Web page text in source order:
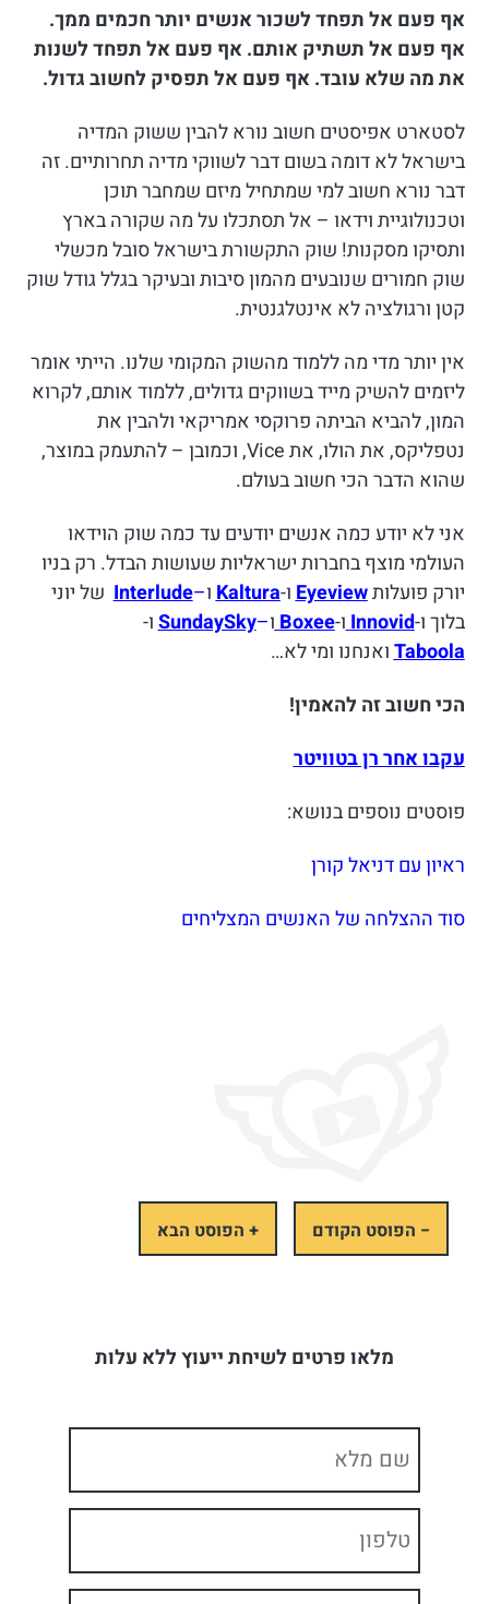
אף פעם אל תפחד לשכור אנשים יותר חכמים ממך.
אף פעם אל תשתיק אותם. אף פעם אל תפחד לשנות
את מה שלא עובד. אף פעם אל תפסיק לחשוב גדול.
לסטארט אפיסטים חשוב נורא להבין ששוק המדיה
בישראל לא דומה בשום דבר לשווקי מדיה תחרותיים. זה
דבר נורא חשוב למי שמתחיל מיזם שמחבר תוכן
וטכנולוגיית וידאו – אל תסתכלו על מה שקורה בארץ
ותסיקו מסקנות! שוק התקשורת בישראל סובל מכשלי
שוק חמורים שנובעים מהמון סיבות ובעיקר בגלל גודל שוק
קטן ורגולציה לא אינטלגנטית.
אין יותר מדי מה ללמוד מהשוק המקומי שלנו. הייתי אומר
ליזמים להשיק מייד בשווקים גדולים, ללמוד אותם, לקרוא
המון, להביא הביתה פרוקסי אמריקאי ולהבין את
נטפליקס, את הולו, את Vice, וכמובן – להתעמק במוצר,
שהוא הדבר הכי חשוב בעולם.
אני לא יודע כמה אנשים יודעים עד כמה שוק הוידאו
העולמי מוצף בחברות ישראליות שעושות הבדל. רק בניו
יורק פועלותEyeviewו-Kalturaו–
Interludeשל יוני
בלוך ו-Innovidו-Boxeeו–
SundaySkyו-
Taboolaואנחנו ומי לא…
הכי חשוב זה להאמין!
עקבו אחר רן בטוויטר
פוסטים נוספים בנושא:
ראיון עם דניאל קורן
סוד ההצלחה של האנשים המצליחים
− הפוסט הקודם + הפוסט הבא
מלאו פרטים לשיחת ייעוץ ללא עלות